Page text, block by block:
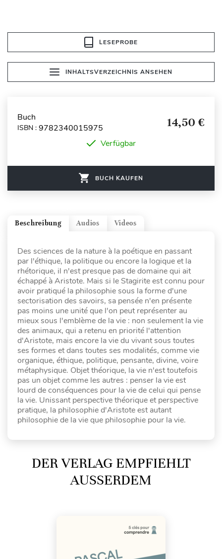
LESEPROBE
INHALTSVERZEICHNIS ANSEHEN
Buch
ISBN : 9782340015975 14,50 €
Verfügbar
BUCH KAUFEN
Videos
Audios
Beschreibung
Des sciences de la nature à la poétique en passant
par l'éthique, la politique ou encore la logique et la
rhétorique, il n'est presque pas de domaine qui ait
échappé à Aristote. Mais si le Stagirite est connu pour
avoir pratiqué la philosophie sous la forme d'une
sectorisation des savoirs, sa pensée n'en présente
pas moins une unité que l'on peut représenter au
mieux sous l'emblème de la vie : non seulement la vie
des animaux, qui a retenu en priorité l'attention
d'Aristote, mais encore la vie du vivant sous toutes
ses formes et dans toutes ses modalités, comme vie
organique, éthique, politique, pensante, divine, voire
métaphysique. Objet théorique, la vie n'est toutefois
pas un objet comme les autres : penser la vie est
lourd de conséquences pour la vie de celui qui pense
la vie. Unissant perspective théorique et perspective
pratique, la philosophie d'Aristote est autant
philosophie de la vie que philosophie pour la vie.
DER VERLAG EMPFIEHLT
AUSSERDEM